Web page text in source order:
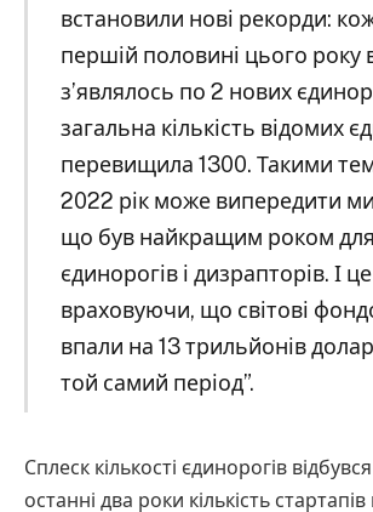
встановили нові рекорди:
першій половині цього року в
з’являлось по 2 нових
загальна кількість відомих
перевищила 1300. Такими
2022 рік може випередити
що був найкращим роком для
єдинорогів і дизрапторів. І
враховуючи, що світові
впали на 13 трильйонів
той самий період”.
Сплеск кількості єдинорогів
останні два роки кількість